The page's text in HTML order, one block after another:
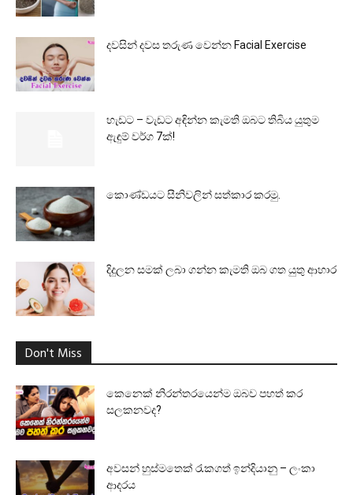
දවසින් දවස තරුණ වෙන්න Facial Exercise
හැඩට – වැඩට අඳින්න කැමති ඔබට තිබිය යුතුම
ඇඳුම් වර්ග 7ක්!
කොණ්ඩයට සීනිවලින් සත්කාර කරමු.
දිදුලන සමක් ලබා ගන්න කැමති ඔබ ගත යුතු ආහාර
Don't Miss
කෙනෙක් නිරන්තරයෙන්ම ඔබව පහත් කර
සලකනවද?
අවසන් හුස්මතෙක් රැකගත් ඉන්දියානු – ලංකා
ආදරය